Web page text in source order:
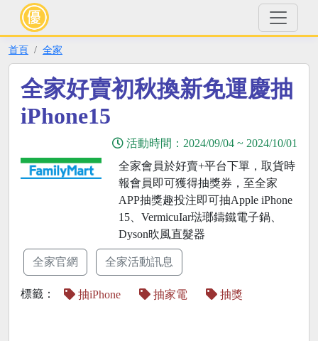
首頁 全家
全家好賣初秋換新免運慶抽
iPhone15
活動時間： 2024/09/04 ~ 2024/10/01
全家會員於好賣+平台下單，取貨時
報會員即可獲得抽獎券，至全家
APP抽獎趣投注即可抽Apple iPhone
15、VermicuIar琺瑯鑄鐵電子鍋、
Dyson欥風直髮器
全家官網 全家活動訊息
標籤： 抽iPhone 抽家電 抽獎